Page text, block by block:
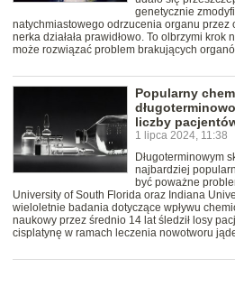
genetycznie
natychmiastowego odrzucenia organu przez
nerka działała prawidłowo. To olbrzymi krok
może rozwiązać problem brakujących
Popularny
liczby
1 lipca 2024, 11:38
Długoterminowym
najbardziej
być poważne
University of South Florida oraz Indiana
wieloletnie badania dotyczące wpływu
naukowy przez średnio 14 lat śledził losy
cisplatynę w ramach leczenia nowotworu